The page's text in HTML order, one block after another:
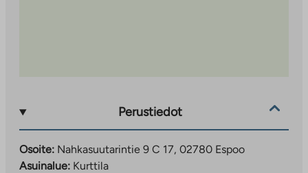
Perustiedot
Osoite: Nahkasuutarintie 9 C 17, 02780 Espoo
Asuinalue: Kurttila